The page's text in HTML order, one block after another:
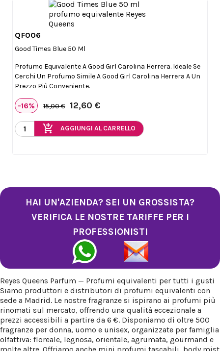
QF006
Good Times Blue 50 Ml
Profumo Equivalente A Good Girl Carolina Herrera. Ideale Se
Cerchi Un Profumo Simile A Good Girl Carolina Herrera A Un
Prezzo Più Conveniente.
-16% 15,00 € 12,60 €
add_shopping_cart AGGIUNGI AL CARRELLO
HAI UN'AZIENDA? SEI UN GROSSISTA?
VERIFICA LE NOSTRE TARIFFE PER I
PROFESSIONISTI
Reyes Queens Parfum — Profumi equivalenti per tutti i gusti
Siamo produttori e distributori di profumi equivalenti con
sede a Madrid. Le nostre fragranze si ispirano ai profumi più
rinomati sul mercato, offrendo una qualità eccezionale a
prezzi accessibili a partire da 6 €. Disponiamo di oltre 500
fragranze per donna, uomo e unisex, organizzate per famiglia
olfattiva: floreale, legnosa, orientale, agrumata, gourmand e